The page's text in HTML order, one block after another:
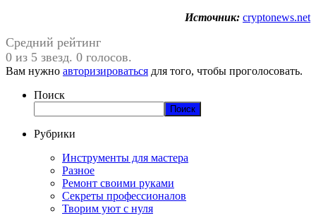
Источник: cryptonews.net
Средний рейтинг
0 из 5 звезд. 0 голосов.
Вам нужно авторизироваться для того, чтобы проголосовать.
Поиск
Поиск
Рубрики
Инструменты для мастера
Разное
Ремонт своими руками
Секреты профессионалов
Творим уют с нуля